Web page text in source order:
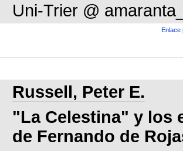
Uni-Trier @
Enlace
Russell, Peter E.
"La Celestina" y los
de Fernando de